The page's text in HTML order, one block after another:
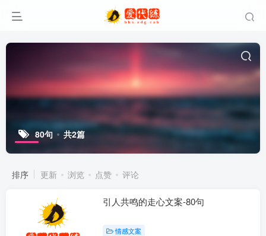
80句 共2篇
排序 更新 浏览 点赞 评论
引人共鸣的走心文案-80句
情感文案